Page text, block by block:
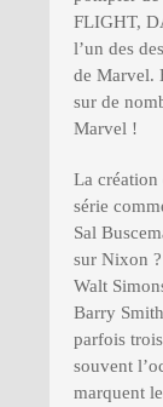
FLIGHT,
l’un des
de Marvel.
sur de
Marvel !
La création
série
Sal
sur Nixon
Walt
Barry
parfois
souvent
marquent